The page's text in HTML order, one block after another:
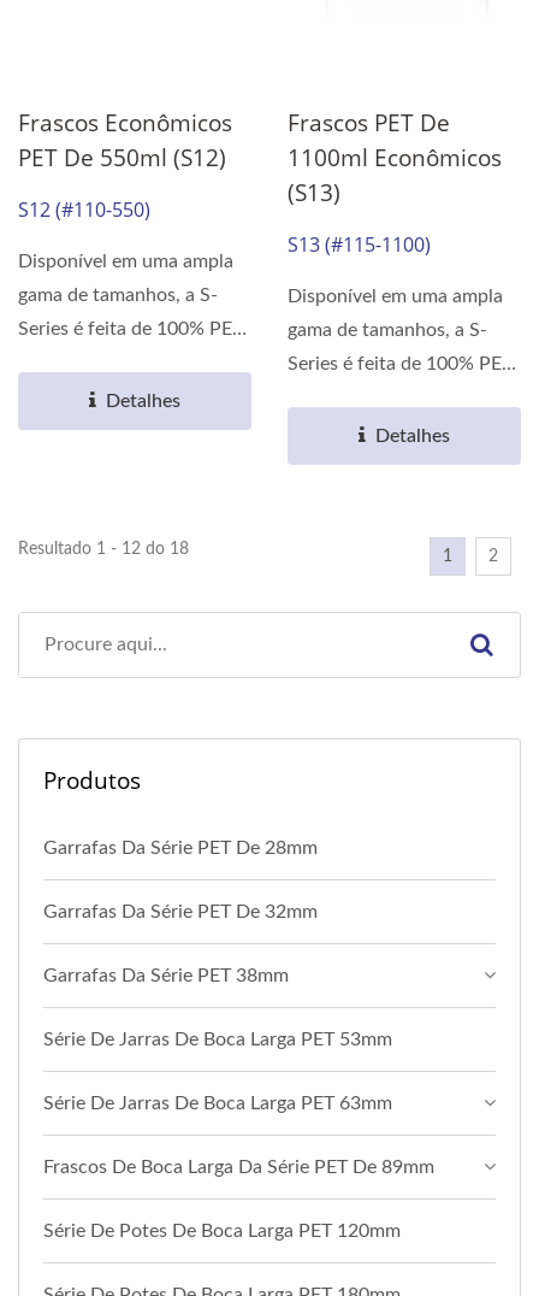
Frascos Econômicos
PET De 550ml (S12)
S12 (#110-550)
Disponível em uma ampla
gama de tamanhos, a S-
Series é feita de 100% PET.
Detalhes
Frascos PET De
1100ml Econômicos
(S13)
S13 (#115-1100)
Disponível em uma ampla
gama de tamanhos, a S-
Series é feita de 100% PET.
Detalhes
Resultado 1 - 12 do 18 1 2
Produtos
Garrafas Da Série PET De 28mm
Garrafas Da Série PET De 32mm
Garrafas Da Série PET 38mm
Série De Jarras De Boca Larga PET 53mm
Série De Jarras De Boca Larga PET 63mm
Frascos De Boca Larga Da Série PET De 89mm
Série De Potes De Boca Larga PET 120mm